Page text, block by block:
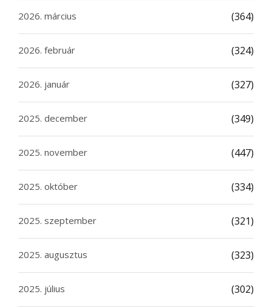
2026. március (364)
2026. február (324)
2026. január (327)
2025. december (349)
2025. november (447)
2025. október (334)
2025. szeptember (321)
2025. augusztus (323)
2025. július (302)